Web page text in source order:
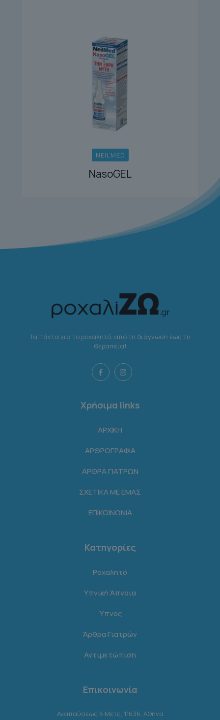
NEILMED
NasoGEL
Τα πάντα για το ροχαλητό, από τη διάγνωση έως τη
θεραπεία!
Χρήσιμα links
ΑΡΧΙΚΗ
ΑΡΘΡΟΓΡΑΦΙΑ
ΑΡΘΡΑ ΓΙΑΤΡΩΝ
ΣΧΕΤΙΚΑ ΜΕ ΕΜΑΣ
ΕΠΙΚΟΙΝΩΝΙΑ
Κατηγορίες
Ροχαλητό
Υπνική Άπνοια
Ύπνος
Άρθρα Γιατρών
Αντιμετώπιση
Επικοινωνία
Αναπαύσεως 6 Μετς, 11636, Αθήνα